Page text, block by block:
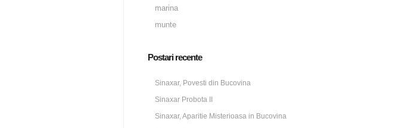
marina
munte
Postari recente
Sinaxar, Povesti din Bucovina
Sinaxar Probota II
Sinaxar, Aparitie Misterioasa in Bucovina